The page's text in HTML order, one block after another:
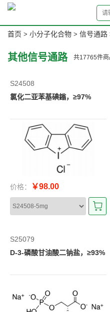
首页 > 小分子化合物 > 信号通路
其他信号通路 共17765件商
S24508
氯化二亚苯基碘鎓，≥97%
价格： ￥98.00
S25079
D-3-磷酸甘油酸二钠盐，≥93%